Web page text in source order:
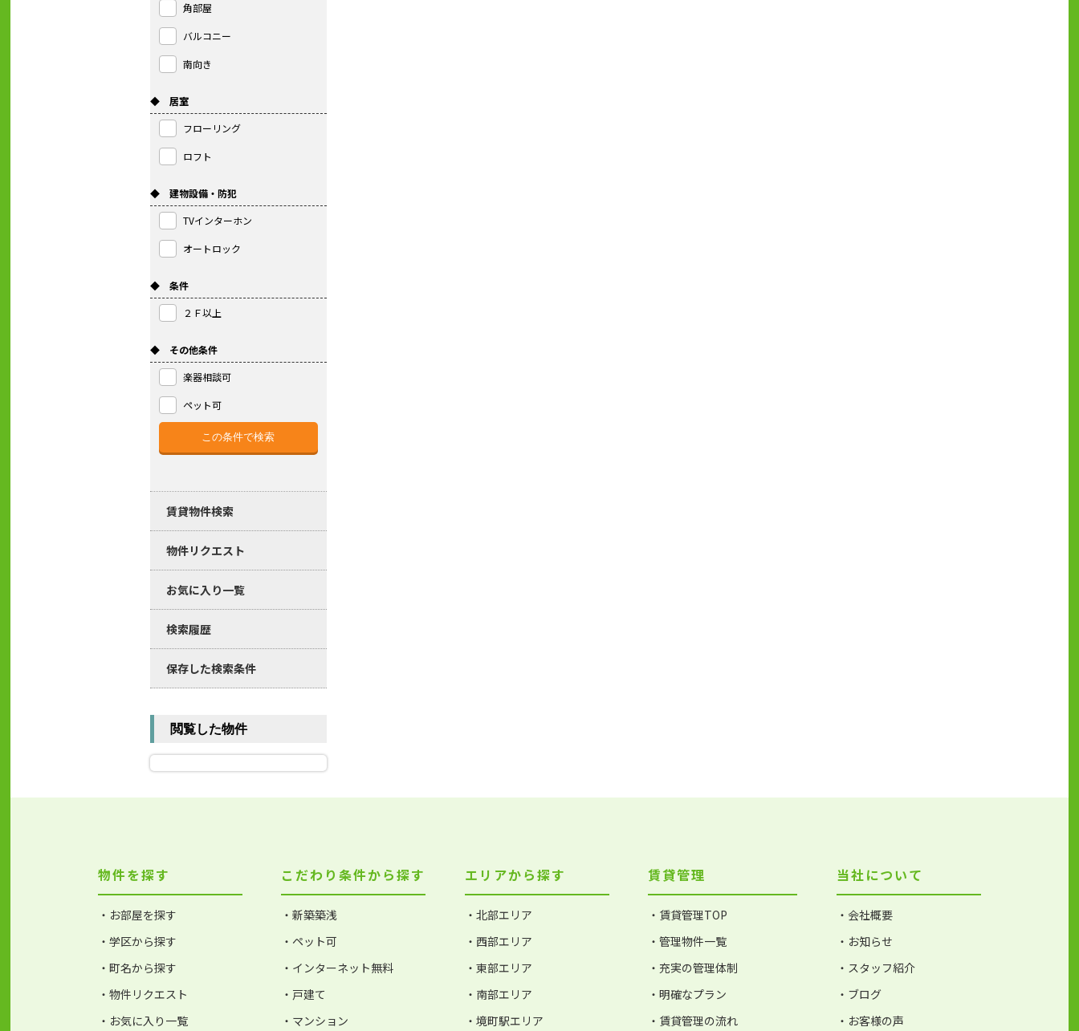
角部屋
バルコニー
南向き
◆ 居室
フローリング
ロフト
◆ 建物設備・防犯
TVインターホン
オートロック
◆ 条件
２Ｆ以上
◆ その他条件
楽器相談可
ペット可
賃貸物件検索
物件リクエスト
お気に入り一覧
検索履歴
保存した検索条件
閲覧した物件
物件を探す
・お部屋を探す
・学区から探す
・町名から探す
・物件リクエスト
・お気に入り一覧
こだわり条件から探す
・新築築浅
・ペット可
・インターネット無料
・戸建て
・マンション
エリアから探す
・北部エリア
・西部エリア
・東部エリア
・南部エリア
・境町駅エリア
賃貸管理
・賃貸管理TOP
・管理物件一覧
・充実の管理体制
・明確なプラン
・賃貸管理の流れ
当社について
・会社概要
・お知らせ
・スタッフ紹介
・ブログ
・お客様の声